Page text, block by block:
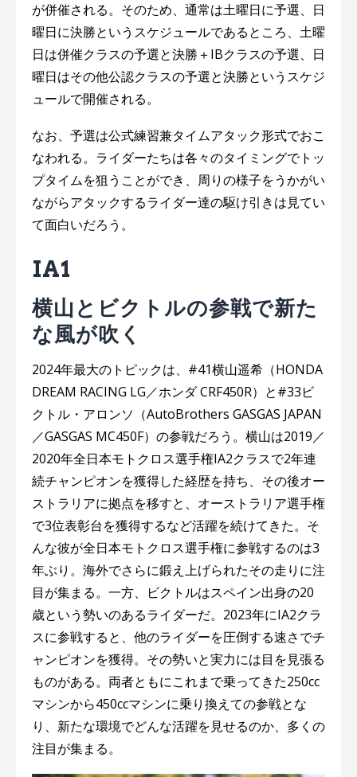
が併催される。そのため、通常は土曜日に予選、日
曜日に決勝というスケジュールであるところ、土曜
日は併催クラスの予選と決勝＋IBクラスの予選、日
曜日はその他公認クラスの予選と決勝というスケジ
ュールで開催される。
なお、予選は公式練習兼タイムアタック形式でおこ
なわれる。ライダーたちは各々のタイミングでトッ
プタイムを狙うことができ、周りの様子をうかがい
ながらアタックするライダー達の駆け引きは見てい
て面白いだろう。
IA1
横山とビクトルの参戦で新た
な風が吹く
2024年最大のトピックは、#41横山遥希（HONDA
DREAM RACING LG／ホンダ CRF450R）と#33ビ
クトル・アロンソ（AutoBrothers GASGAS JAPAN
／GASGAS MC450F）の参戦だろう。横山は2019／
2020年全日本モトクロス選手権IA2クラスで2年連
続チャンピオンを獲得した経歴を持ち、その後オー
ストラリアに拠点を移すと、オーストラリア選手権
で3位表彰台を獲得するなど活躍を続けてきた。そ
んな彼が全日本モトクロス選手権に参戦するのは3
年ぶり。海外でさらに鍛え上げられたその走りに注
目が集まる。一方、ビクトルはスペイン出身の20
歳という勢いのあるライダーだ。2023年にIA2クラ
スに参戦すると、他のライダーを圧倒する速さでチ
ャンピオンを獲得。その勢いと実力には目を見張る
ものがある。両者ともにこれまで乗ってきた250cc
マシンから450ccマシンに乗り換えての参戦とな
り、新たな環境でどんな活躍を見せるのか、多くの
注目が集まる。